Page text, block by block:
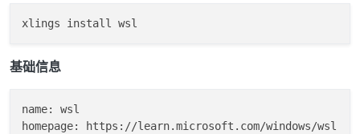
基础信息
name: wsl
homepage: https://learn.microsoft.com/windows/wsl